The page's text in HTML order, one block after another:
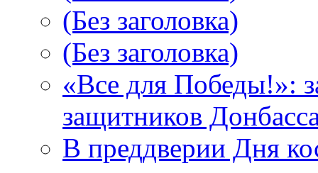
(Без заголовка)
(Без заголовка)
«Все для Победы!»:
защитников
В преддверии Дня